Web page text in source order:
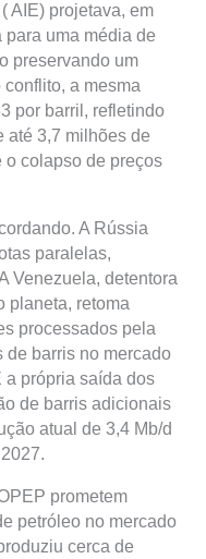
AIE) projetava, em
uma média de
preservando um
a mesma
por barril, refletindo
até 3,7 milhões de
o colapso de preços
A Rússia
paralelas,
Venezuela, detentora
planeta, retoma
processados pela
de barris no mercado
a própria saída dos
de barris adicionais
atual de 3,4 Mb/d
prometem
petróleo no mercado
cerca de